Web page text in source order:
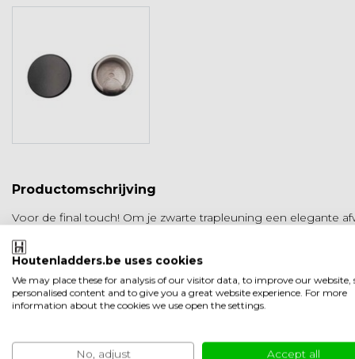
Productomschrijving
Voor de final touch! Om je zwarte trapleuning een elegante
nodig voor de CLEAN Black handrail. Er zitten 2 stuks in een
Is onderdeel van de CLEAN Black serie.
Product informatie
Artikelcode
Houtenladders.be uses cookies
We may place these for analysis of our visitor data, to improve our website,
personalised content and to give you a great website experience. For more
information about the cookies we use open the settings.
No, adjust Accept all